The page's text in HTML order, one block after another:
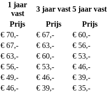
1 jaar
vast
3 jaar vast 5 jaar vast
Prijs Prijs
Prijs
€ 70,- € 67,-
€ 60,-
€ 67,- € 63,-
€ 56,-
€ 63,- € 60,-
€ 53,-
€ 56,- € 53,-
€ 46,-
€ 49,- € 46,-
€ 39,-
€ 46,- € 39,-
€ 35,-